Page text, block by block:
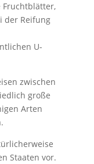
Fruchtblätter,
der Reifung
U-
zwischen
große
Arten
Staaten vor.